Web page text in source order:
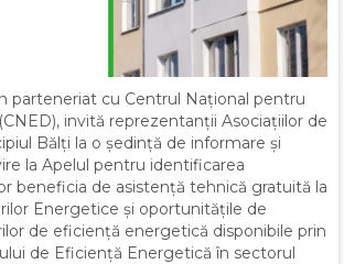
în parteneriat cu Centrul Național pentru
invită reprezentanții Asociațiilor de
Bălți la o ședință de informare și
la Apelul pentru identificarea
beneficia de asistență tehnică gratuită la
Energetice și oportunitățile de
de eficiență energetică disponibile prin
de Eficiență Energetică în sectorul